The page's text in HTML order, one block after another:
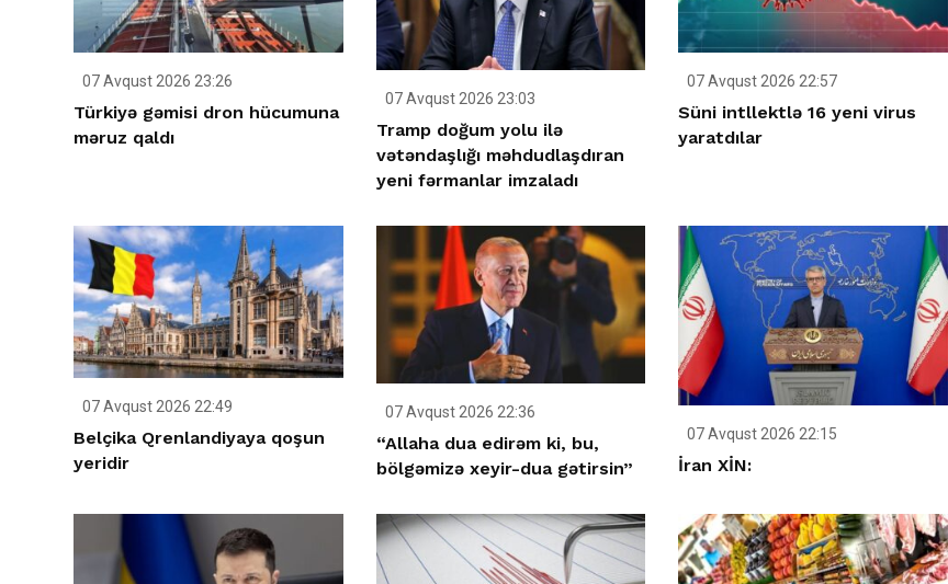
07 Avqust 2026 23:26
Türkiyə gəmisi dron hücumuna
məruz qaldı
07 Avqust 2026 23:03
Tramp doğum yolu ilə
vətəndaşlığı məhdudlaşdıran
yeni fərmanlar imzaladı
07 Avqust 2026 22:57
Süni intllektlə 16 yeni virus
yaratdılar
07 Avqust 2026 22:49
Belçika Qrenlandiyaya qoşun
yeridir
07 Avqust 2026 22:36
“Allaha dua edirəm ki, bu,
bölgəmizə xeyir-dua gətirsin”
07 Avqust 2026 22:15
İran XİN: